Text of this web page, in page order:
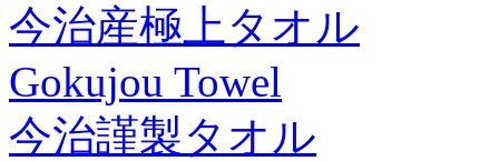
今治産極上タオル
Gokujou Towel
今治謹製タオル